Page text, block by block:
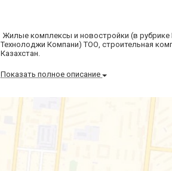
Жилые комплексы и новостройки (в рубрике
Технолоджи Компани) ТОО, строительная
Казахстан.
Показать полное описание